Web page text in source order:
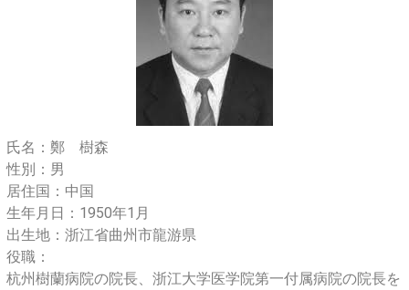
氏名：鄭 樹森
性別：男
居住国：中国
生年月日：1950年1月
出生地：浙江省曲州市龍游県
役職：
杭州樹蘭病院の院長、浙江大学医学院第一付属病院の院長を